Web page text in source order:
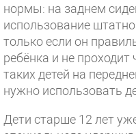
нормы: на заднем
использование
только если он
ребёнка и не
таких детей на
нужно использовать
Дети старше 12 лет